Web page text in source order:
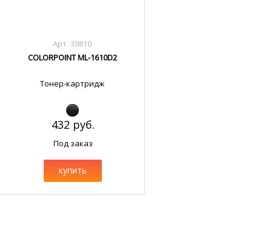
Арт. 39810
COLORPOINT ML-1610D2
Тонер-картридж
432 руб.
Под заказ
купить